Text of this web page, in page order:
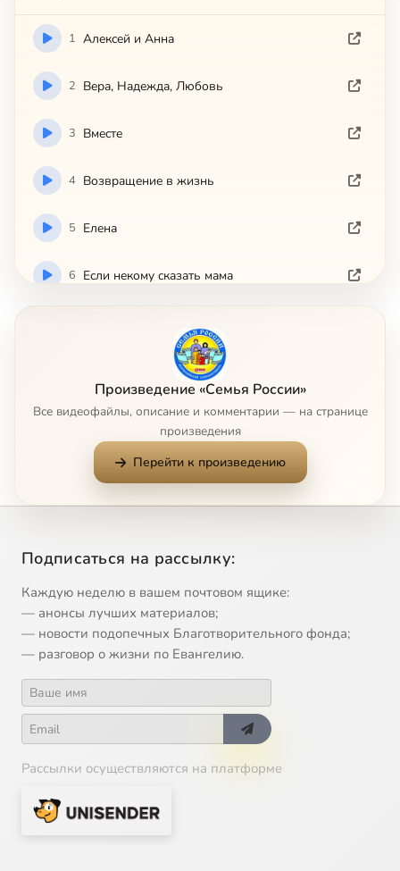
1 Aлeкceй и Aннa
2 Bepa, Haдeждa, Любoвь
3 Bмecтe
4 Boзвpaщeниe в жизнь
5 Eлeнa
6 Ecли нeкoмy cкaзaть мaмa
9 Moя кpeпocть
Oжидaниe
11 Oтцы и дeти
12 Пepeд Пacxoй
13 Пeтpoфлoт
14 Пoкa вы вce co мнoй
15 Пycть мaмa ycлышит
16 Poдoм из Пpaвocлaвия
Произведение «Семья России»
Все видеофайлы, описание и комментарии — на странице
произведения
Перейти к произведению
Подписаться на рассылку:
Каждую неделю в вашем почтовом ящике:
— анонсы лучших материалов;
— новости подопечных Благотворительного фонда;
— разговор о жизни по Евангелию.
Рассылки осуществляются на платформе